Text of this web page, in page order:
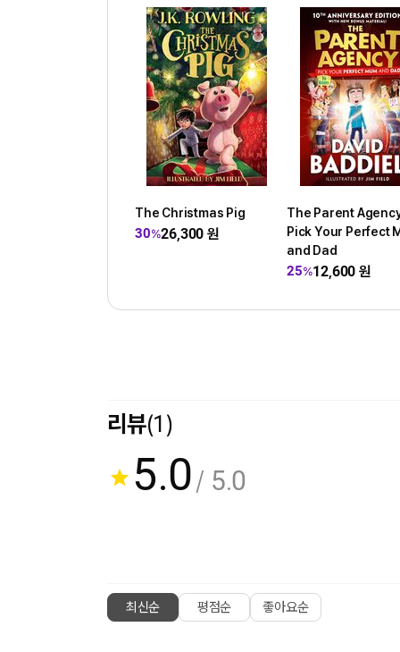
The Christmas Pig
30%26,300원
The Parent
Pick Your Perfect
and Dad
25%12,600원
리뷰(1)
5.0/ 5.0
최신순 평점순 좋아요순